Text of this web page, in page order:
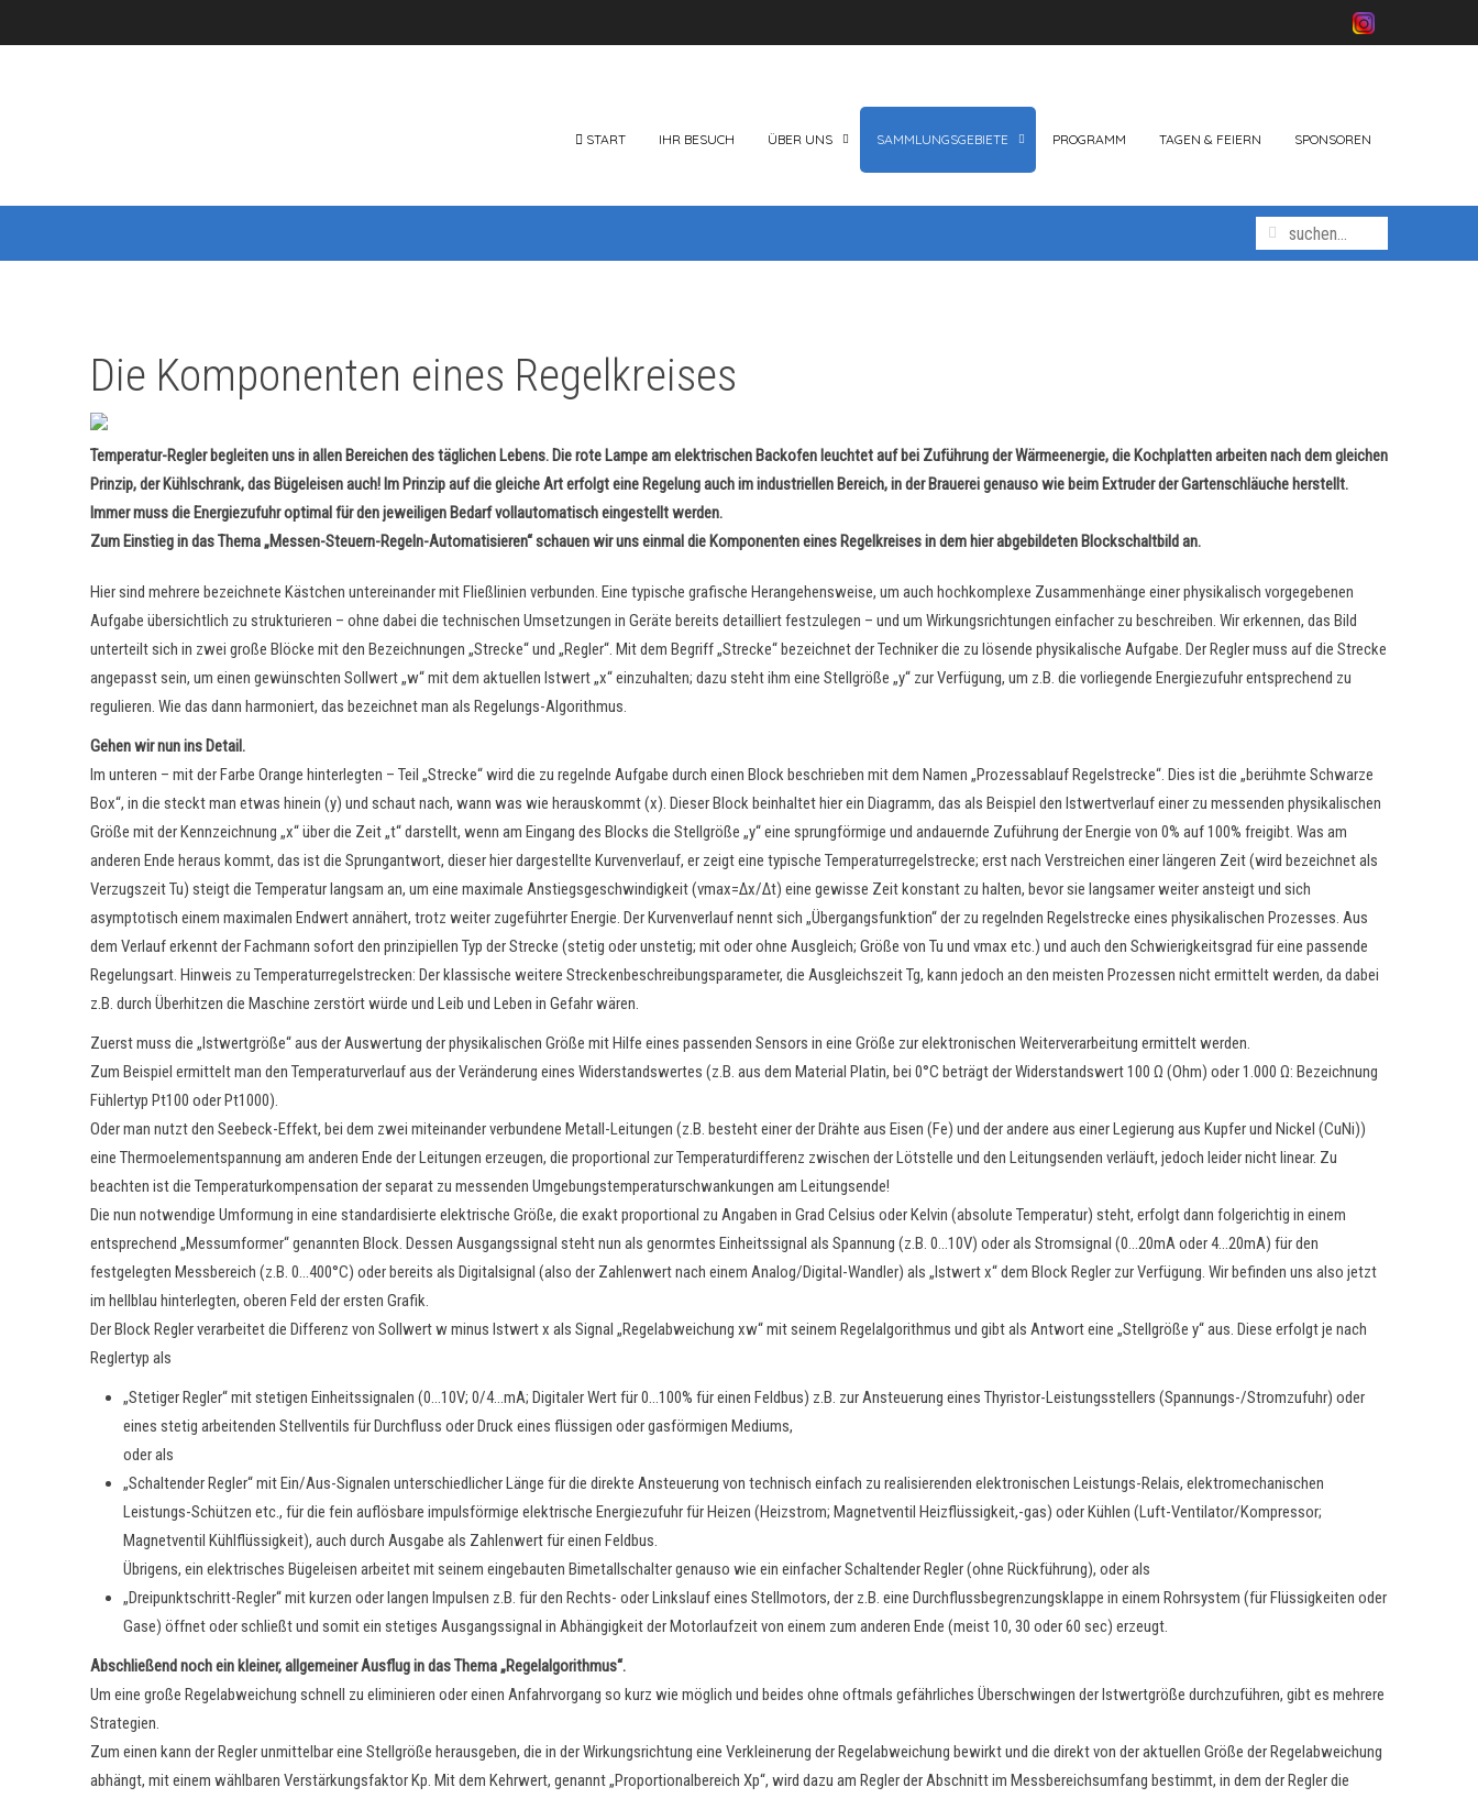
START IHR BESUCH ÜBER UNS SAMMLUNGSGEBIETE PROGRAMM TAGEN & FEIERN SPONSOREN
Die Komponenten eines Regelkreises
Temperatur-Regler begleiten uns in allen Bereichen des täglichen Lebens. Die rote Lampe am elektrischen Backofen leuchtet auf bei Zuführung der Wärmeenergie, die Kochplatten arbeiten nach dem gleichen
Prinzip, der Kühlschrank, das Bügeleisen auch! Im Prinzip auf die gleiche Art erfolgt eine Regelung auch im industriellen Bereich, in der Brauerei genauso wie beim Extruder der Gartenschläuche herstellt.
Immer muss die Energiezufuhr optimal für den jeweiligen Bedarf vollautomatisch eingestellt werden.
Zum Einstieg in das Thema „Messen-Steuern-Regeln-Automatisieren“ schauen wir uns einmal die Komponenten eines Regelkreises in dem hier abgebildeten Blockschaltbild an.
Hier sind mehrere bezeichnete Kästchen untereinander mit Fließlinien verbunden. Eine typische grafische Herangehensweise, um auch hochkomplexe Zusammenhänge einer physikalisch vorgegebenen
Aufgabe übersichtlich zu strukturieren – ohne dabei die technischen Umsetzungen in Geräte bereits detailliert festzulegen – und um Wirkungsrichtungen einfacher zu beschreiben. Wir erkennen, das Bild
unterteilt sich in zwei große Blöcke mit den Bezeichnungen „Strecke“ und „Regler“. Mit dem Begriff „Strecke“ bezeichnet der Techniker die zu lösende physikalische Aufgabe. Der Regler muss auf die Strecke
angepasst sein, um einen gewünschten Sollwert „w“ mit dem aktuellen Istwert „x“ einzuhalten; dazu steht ihm eine Stellgröße „y“ zur Verfügung, um z.B. die vorliegende Energiezufuhr entsprechend zu
regulieren. Wie das dann harmoniert, das bezeichnet man als Regelungs-Algorithmus.
Gehen wir nun ins Detail.
Im unteren – mit der Farbe Orange hinterlegten – Teil „Strecke“ wird die zu regelnde Aufgabe durch einen Block beschrieben mit dem Namen „Prozessablauf Regelstrecke“. Dies ist die „berühmte Schwarze
Box“, in die steckt man etwas hinein (y) und schaut nach, wann was wie herauskommt (x). Dieser Block beinhaltet hier ein Diagramm, das als Beispiel den Istwertverlauf einer zu messenden physikalischen
Größe mit der Kennzeichnung „x“ über die Zeit „t“ darstellt, wenn am Eingang des Blocks die Stellgröße „y“ eine sprungförmige und andauernde Zuführung der Energie von 0% auf 100% freigibt. Was am
anderen Ende heraus kommt, das ist die Sprungantwort, dieser hier dargestellte Kurvenverlauf, er zeigt eine typische Temperaturregelstrecke; erst nach Verstreichen einer längeren Zeit (wird bezeichnet als
Verzugszeit Tu) steigt die Temperatur langsam an, um eine maximale Anstiegsgeschwindigkeit (vmax=Δx/Δt) eine gewisse Zeit konstant zu halten, bevor sie langsamer weiter ansteigt und sich
asymptotisch einem maximalen Endwert annähert, trotz weiter zugeführter Energie. Der Kurvenverlauf nennt sich „Übergangsfunktion“ der zu regelnden Regelstrecke eines physikalischen Prozesses. Aus
dem Verlauf erkennt der Fachmann sofort den prinzipiellen Typ der Strecke (stetig oder unstetig; mit oder ohne Ausgleich; Größe von Tu und vmax etc.) und auch den Schwierigkeitsgrad für eine passende
Regelungsart. Hinweis zu Temperaturregelstrecken: Der klassische weitere Streckenbeschreibungsparameter, die Ausgleichszeit Tg, kann jedoch an den meisten Prozessen nicht ermittelt werden, da dabei
z.B. durch Überhitzen die Maschine zerstört würde und Leib und Leben in Gefahr wären.
Zuerst muss die „Istwertgröße“ aus der Auswertung der physikalischen Größe mit Hilfe eines passenden Sensors in eine Größe zur elektronischen Weiterverarbeitung ermittelt werden.
Zum Beispiel ermittelt man den Temperaturverlauf aus der Veränderung eines Widerstandswertes (z.B. aus dem Material Platin, bei 0°C beträgt der Widerstandswert 100 Ω (Ohm) oder 1.000 Ω: Bezeichnung
Fühlertyp Pt100 oder Pt1000).
Oder man nutzt den Seebeck-Effekt, bei dem zwei miteinander verbundene Metall-Leitungen (z.B. besteht einer der Drähte aus Eisen (Fe) und der andere aus einer Legierung aus Kupfer und Nickel (CuNi))
eine Thermoelementspannung am anderen Ende der Leitungen erzeugen, die proportional zur Temperaturdifferenz zwischen der Lötstelle und den Leitungsenden verläuft, jedoch leider nicht linear. Zu
beachten ist die Temperaturkompensation der separat zu messenden Umgebungstemperaturschwankungen am Leitungsende!
Die nun notwendige Umformung in eine standardisierte elektrische Größe, die exakt proportional zu Angaben in Grad Celsius oder Kelvin (absolute Temperatur) steht, erfolgt dann folgerichtig in einem
entsprechend „Messumformer“ genannten Block. Dessen Ausgangssignal steht nun als genormtes Einheitssignal als Spannung (z.B. 0…10V) oder als Stromsignal (0…20mA oder 4…20mA) für den
festgelegten Messbereich (z.B. 0…400°C) oder bereits als Digitalsignal (also der Zahlenwert nach einem Analog/Digital-Wandler) als „Istwert x“ dem Block Regler zur Verfügung. Wir befinden uns also jetzt
im hellblau hinterlegten, oberen Feld der ersten Grafik.
Der Block Regler verarbeitet die Differenz von Sollwert w minus Istwert x als Signal „Regelabweichung xw“ mit seinem Regelalgorithmus und gibt als Antwort eine „Stellgröße y“ aus. Diese erfolgt je nach
Reglertyp als
„Stetiger Regler“ mit stetigen Einheitssignalen (0…10V; 0/4…mA; Digitaler Wert für 0…100% für einen Feldbus) z.B. zur Ansteuerung eines Thyristor-Leistungsstellers (Spannungs-/Stromzufuhr) oder
eines stetig arbeitenden Stellventils für Durchfluss oder Druck eines flüssigen oder gasförmigen Mediums,
oder als
„Schaltender Regler“ mit Ein/Aus-Signalen unterschiedlicher Länge für die direkte Ansteuerung von technisch einfach zu realisierenden elektronischen Leistungs-Relais, elektromechanischen
Leistungs-Schützen etc., für die fein auflösbare impulsförmige elektrische Energiezufuhr für Heizen (Heizstrom; Magnetventil Heizflüssigkeit,-gas) oder Kühlen (Luft-Ventilator/Kompressor;
Magnetventil Kühlflüssigkeit), auch durch Ausgabe als Zahlenwert für einen Feldbus.
Übrigens, ein elektrisches Bügeleisen arbeitet mit seinem eingebauten Bimetallschalter genauso wie ein einfacher Schaltender Regler (ohne Rückführung), oder als
„Dreipunktschritt-Regler“ mit kurzen oder langen Impulsen z.B. für den Rechts- oder Linkslauf eines Stellmotors, der z.B. eine Durchflussbegrenzungsklappe in einem Rohrsystem (für Flüssigkeiten oder
Gase) öffnet oder schließt und somit ein stetiges Ausgangssignal in Abhängigkeit der Motorlaufzeit von einem zum anderen Ende (meist 10, 30 oder 60 sec) erzeugt.
Abschließend noch ein kleiner, allgemeiner Ausflug in das Thema „Regelalgorithmus“.
Um eine große Regelabweichung schnell zu eliminieren oder einen Anfahrvorgang so kurz wie möglich und beides ohne oftmals gefährliches Überschwingen der Istwertgröße durchzuführen, gibt es mehrere
Strategien.
Zum einen kann der Regler unmittelbar eine Stellgröße herausgeben, die in der Wirkungsrichtung eine Verkleinerung der Regelabweichung bewirkt und die direkt von der aktuellen Größe der Regelabweichung
abhängt, mit einem wählbaren Verstärkungsfaktor Kp. Mit dem Kehrwert, genannt „Proportionalbereich Xp“, wird dazu am Regler der Abschnitt im Messbereichsumfang bestimmt, in dem der Regler die